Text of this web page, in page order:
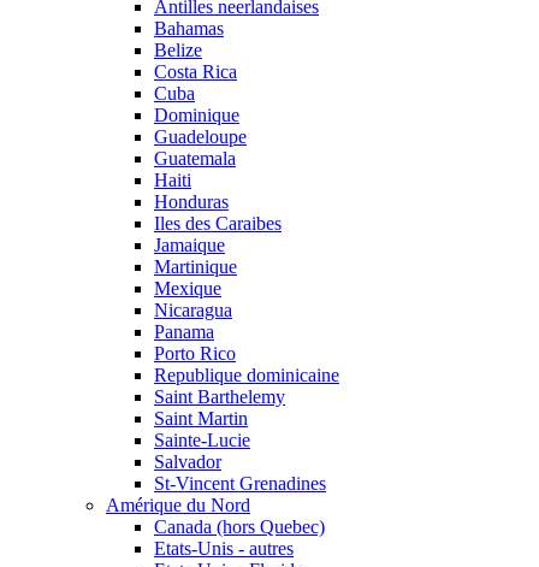
Antilles neerlandaises
Bahamas
Belize
Costa Rica
Cuba
Dominique
Guadeloupe
Guatemala
Haiti
Honduras
Iles des Caraibes
Jamaique
Martinique
Mexique
Nicaragua
Panama
Porto Rico
Republique dominicaine
Saint Barthelemy
Saint Martin
Sainte-Lucie
Salvador
St-Vincent Grenadines
Amérique du Nord
Canada (hors Quebec)
Etats-Unis - autres